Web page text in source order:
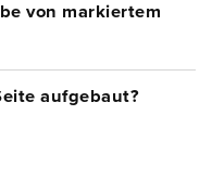
von markiertem
aufgebaut?